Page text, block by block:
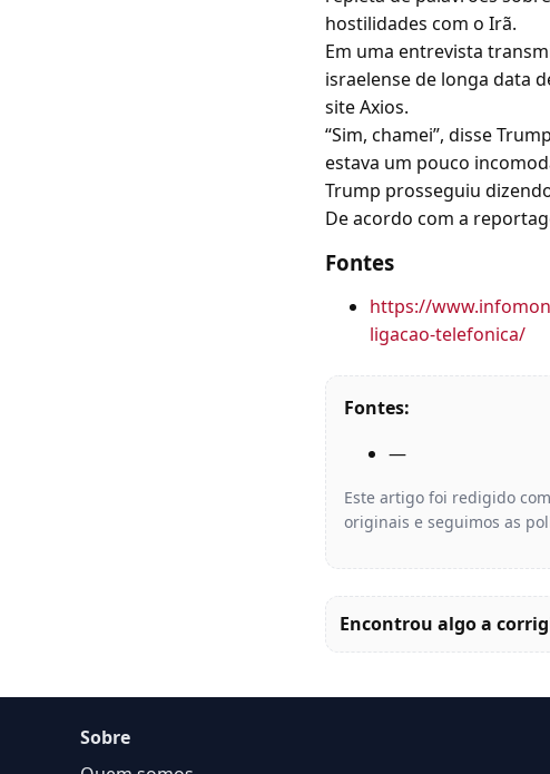
hostilidades com o Irã.
Em uma entrevista
israelense de longa data
site Axios.
“Sim, chamei”, disse
estava um pouco
Trump prosseguiu
De acordo com a
Fontes
https://
ligacao-telefonica/
Fontes:
—
Este artigo foi redigido
originais e seguimos as
Encontrou algo a
Sobre